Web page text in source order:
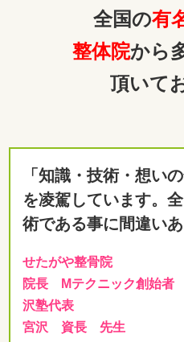
全国の有
整体院から
頂いて
「知識・技術・想い
を凌駕しています。
術である事に間違いあ
せたがや整骨院
院長 Mテクニック創始
沢塾代表
宮沢 資長 先生